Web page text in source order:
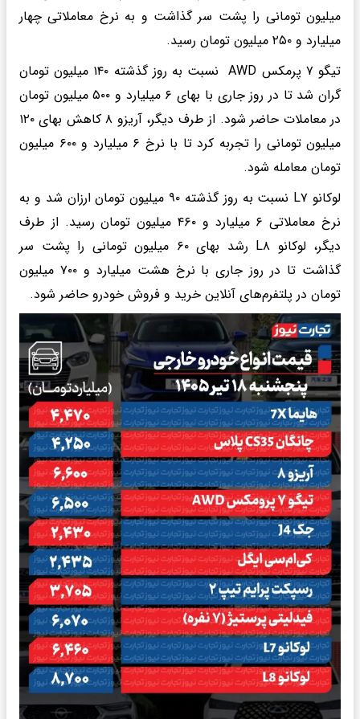
میلیون تومانی را پشت سر گذاشت و به نرخ معاملاتی چهار
میلیارد و ۲۵۰ میلیون تومان رسید.
تیگو ۷ پرمکس AWD نسبت به روز گذشته ۱۴۰ میلیون تومان
گران شد تا در روز جاری با بهای ۶ میلیارد و ۵۰۰ میلیون تومان
در معاملات حاضر شود. از طرف دیگر، آریزو ۸ کاهش بهای ۱۲۰
میلیون تومانی را تجربه کرد تا با نرخ ۶ میلیارد و ۶۰۰ میلیون
تومان معامله شود.
لوکانو L۷ نسبت به روز گذشته ۹۰ میلیون تومان ارزان شد و به
نرخ معاملاتی ۶ میلیارد و ۴۶۰ میلیون تومان رسید. از طرف
دیگر، لوکانو L۸ رشد بهای ۶۰ میلیون تومانی را پشت سر
گذاشت تا در روز جاری با نرخ هشت میلیارد و ۷۰۰ میلیون
تومان در پلتفرم‌های آنلاین خرید و فروش خودرو حاضر شود.